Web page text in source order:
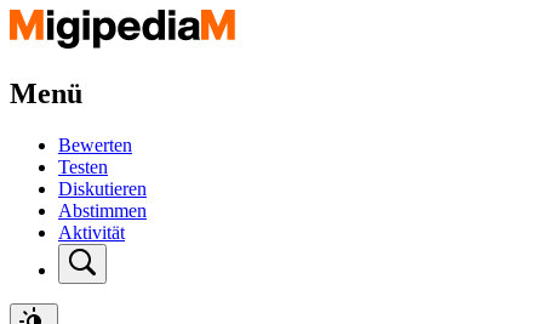
Menü
Bewerten
Testen
Diskutieren
Abstimmen
Aktivität